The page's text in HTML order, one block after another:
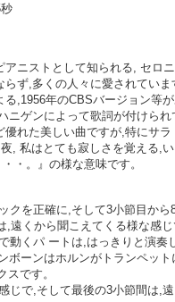
アニストとして知られる, セロ
らず,多くの人々に愛されてい
る,1956年のCBSバージョン等が
ニゲンによって歌詞が付けら
優れた美しい曲ですが,特にサ
, 私はとても寂しさを覚える,
・。』の様な意味です。
クを正確に,そして3小節目か
,遠くから聞こえてくる様な感
動くパ ートは,はっきりと演奏
ボーンはホルンがトランペット
スです。
じで,そして最後の3小節間は,